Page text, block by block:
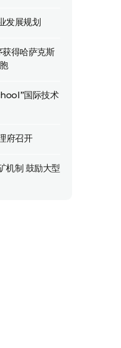
发展规划
得哈萨克斯
国际技术
府召开
机制 鼓励大型